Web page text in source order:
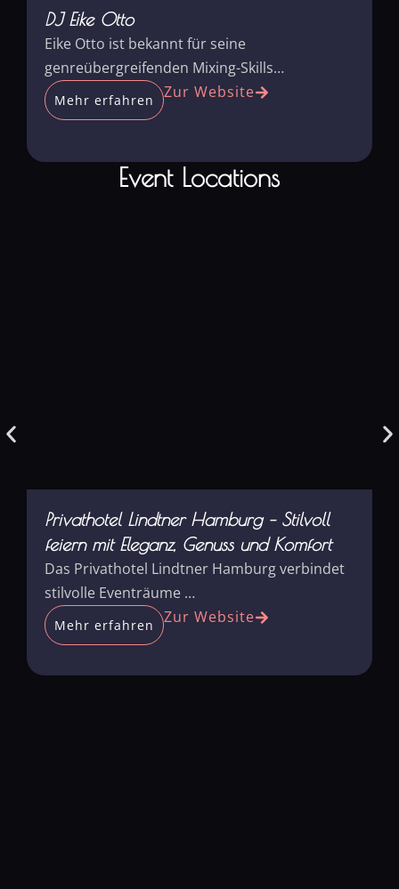
DJ Eike Otto
Eike Otto ist bekannt für seine
genreübergreifenden Mixing-Skills…
Mehr erfahren Zur Website
Event Locations
Privathotel Lindtner Hamburg – Stilvoll
feiern mit Eleganz, Genuss und Komfort
Das Privathotel Lindtner Hamburg verbindet
stilvolle Eventräume …
Mehr erfahren Zur Website